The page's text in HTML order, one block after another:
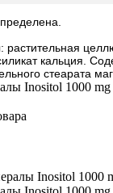
растительная
кальция.
стеарата
Inositol 1000 mg